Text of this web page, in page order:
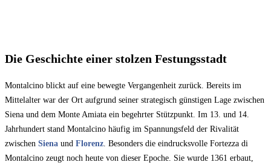
Die Geschichte einer stolzen Festungsstadt
Montalcino blickt auf eine bewegte Vergangenheit zurück. Bereits im
Mittelalter war der Ort aufgrund seiner strategisch günstigen Lage zwischen
Siena und dem Monte Amiata ein begehrter Stützpunkt. Im 13. und 14.
Jahrhundert stand Montalcino häufig im Spannungsfeld der Rivalität
zwischen Siena und Florenz . Besonders die eindrucksvolle Fortezza di
Montalcino zeugt noch heute von dieser Epoche. Sie wurde 1361 erbaut,